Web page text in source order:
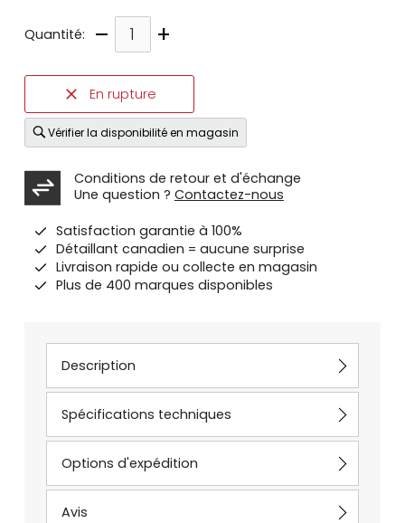
Quantité: – +
En rupture
Vérifier la disponibilité en magasin
Conditions de retour et d'échange
Une question ? Contactez-nous
Satisfaction garantie à 100%
Détaillant canadien = aucune surprise
Livraison rapide ou collecte en magasin
Plus de 400 marques disponibles
Description
Spécifications techniques
Options d'expédition
Avis